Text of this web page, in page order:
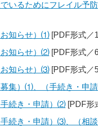
いるためにフレイル予
お知らせ）⑴ [PDF形式／
お知らせ）⑵ [PDF形式／
お知らせ）⑶ [PDF形式／
募集）⑴、（手続き・申
手続き・申請）⑵ [PDF形
手続き・申請）⑶、（